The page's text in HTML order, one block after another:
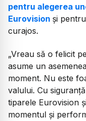
pentru alegerea
Eurovision și
curajos.
„Vreau să o felicit
asume un
moment. Nu este
valului. Cu
tiparele Eurovision
momentul și